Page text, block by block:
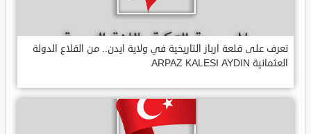
تعرف على قلعة ارباز التاريخية في ولاية ايدن.. من القلاع الدولة
العثمانية ARPAZ KALESI AYDIN